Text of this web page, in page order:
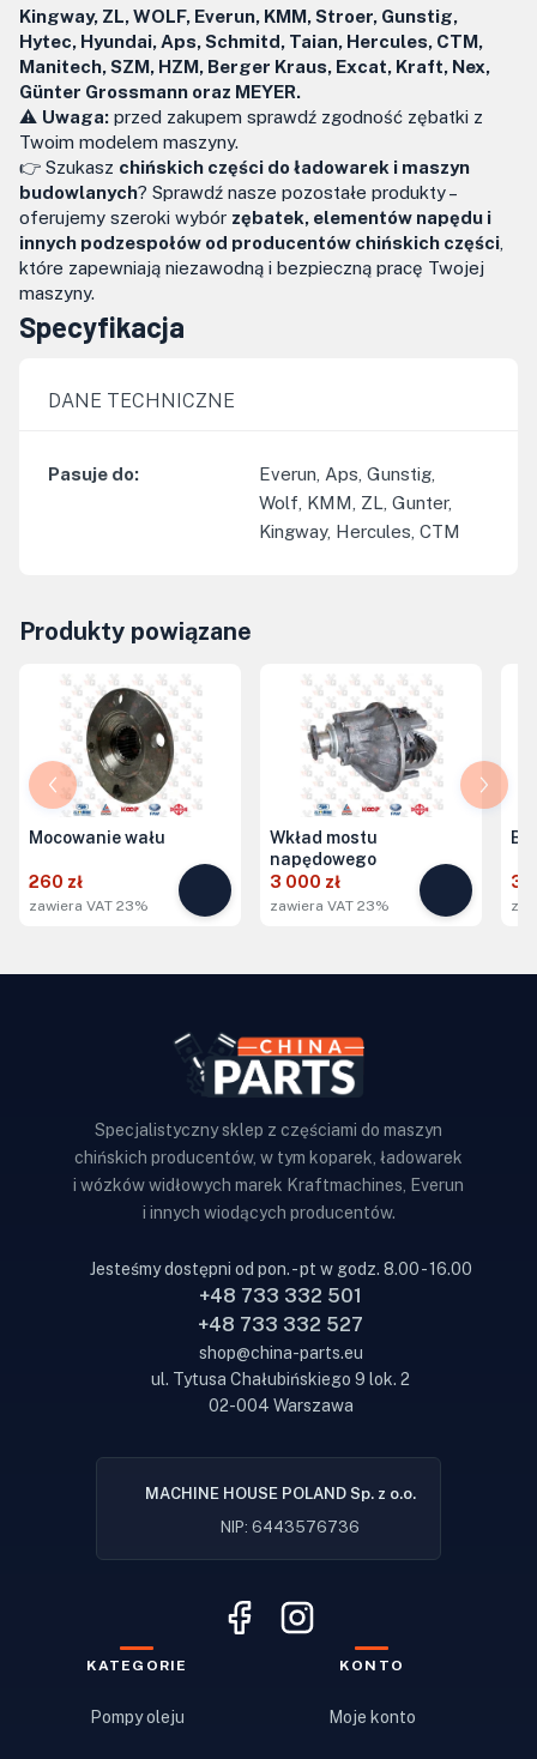
Kingway, ZL, WOLF, Everun, KMM, Stroer, Gunstig,
Hytec, Hyundai, Aps, Schmitd, Taian, Hercules, CTM,
Manitech, SZM, HZM, Berger Kraus, Excat, Kraft, Nex,
Günter Grossmann oraz MEYER.
⚠️ Uwaga: przed zakupem sprawdź zgodność zębatki z
Twoim modelem maszyny.
👉 Szukasz chińskich części do ładowarek i maszyn
budowlanych? Sprawdź nasze pozostałe produkty –
oferujemy szeroki wybór zębatek, elementów napędu i
innych podzespołów od producentów chińskich części
które zapewniają niezawodną i bezpieczną pracę Twojej
maszyny.
Specyfikacja
DANE TECHNICZNE
Pasuje do:
Everun, Aps, Gunstig,
Wolf, KMM, ZL, Gunter,
Kingway, Hercules, CTM
Produkty powiązane
Mocowanie wału
260 zł
zawiera VAT 23%
Wkład mostu
napędowego
3 000 zł
zawiera VAT 23%
Specjalistyczny sklep z częściami do maszyn
chińskich producentów, w tym koparek, ładowarek
i wózków widłowych marek Kraftmachines, Everun
i innych wiodących producentów.
Jesteśmy dostępni od pon. - pt w godz. 8.00 - 16.00
+48 733 332 501
+48 733 332 527
shop@china-parts.eu
ul. Tytusa Chałubińskiego 9 lok. 2
02-004 Warszawa
MACHINE HOUSE POLAND Sp. z o.o.
NIP: 6443576736
KATEGORIE
Pompy oleju
KONTO
Moje konto